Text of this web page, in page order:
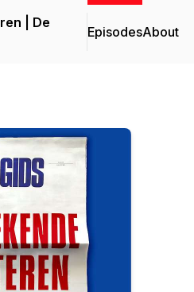
| De
EpisodesAbout